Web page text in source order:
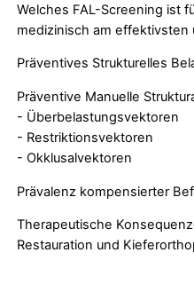
Welches FAL-Screening ist
medizinisch am
Präventives Strukturelles
Präventive Manuelle
- Überbelastungsvektoren
- Restriktionsvektoren
- Okklusalvektoren
Prävalenz kompensierter
Therapeutische
Restauration und